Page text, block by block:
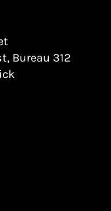
Bureau 312